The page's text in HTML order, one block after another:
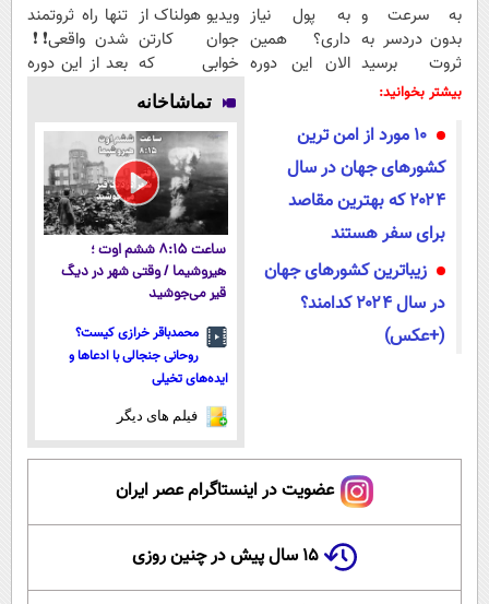
به سرعت و
بدون دردسر به
ثروت برسید
(دوره کاملا
پولسازی)
به پول نیاز
داری؟ همین
الان این دوره
نشده!
ویدیو هولناک از
جوان کارتن
خوابی که
میلیاردر شد.
آموزش رایگان
تنها راه ثروتمند
شدن واقعی❗❗
بعد از این دوره
بیشتر بخوانید:
۱۰ مورد از امن ترین
کشورهای جهان در سال
۲۰۲۴ که بهترین مقاصد
برای سفر هستند
زیباترین کشورهای جهان
در سال ۲۰۲۴ کدامند؟
(+عکس)
تماشاخانه
ساعت ۸:۱۵ ششم اوت ؛
هیروشیما / وقتی شهر در دیگ
قیر می‌جوشید
محمدباقر خرازی کیست؟
روحانی جنجالی با ادعاها و
ایده‌های تخیلی
فیلم های دیگر
عضویت در اینستاگرام عصر ایران
۱۵ سال پیش در چنین روزی